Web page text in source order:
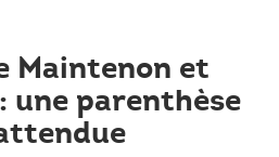
Maintenon et
une parenthèse